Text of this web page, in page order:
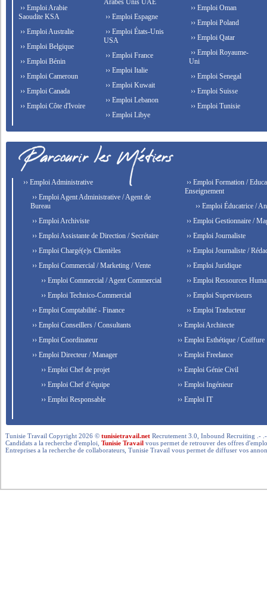
›› Emploi Arabie
Saoudite KSA
›› Emploi Australie
›› Emploi Belgique
›› Emploi Bénin
›› Emploi Cameroun
›› Emploi Canada
›› Emploi Côte d'Ivoire
Arabes Unis UAE
›› Emploi Espagne
›› Emploi États-Unis
USA
›› Emploi France
›› Emploi Italie
›› Emploi Kuwait
›› Emploi Lebanon
›› Emploi Libye
›› Emploi Oman
›› Emploi Poland
›› Emploi Qatar
›› Emploi Royaume-
Uni
›› Emploi Senegal
›› Emploi Suisse
›› Emploi Tunisie
›› Emploi Administrative
›› Emploi Agent Administrative / Agent de
Bureau
›› Emploi Archiviste
›› Emploi Assistante de Direction / Secrétaire
›› Emploi Chargé(e)s Clientèles
›› Emploi Commercial / Marketing / Vente
›› Emploi Commercial / Agent Commercial
›› Emploi Technico-Commercial
›› Emploi Comptabilité - Finance
›› Emploi Conseillers / Consultants
›› Emploi Coordinateur
›› Emploi Directeur / Manager
›› Emploi Chef de projet
›› Emploi Chef d’équipe
›› Emploi Responsable
›› Emploi Formation /
Enseignement
›› Emploi Éducatrice /
›› Emploi Gestionnaire /
›› Emploi Journaliste
›› Emploi Journaliste /
›› Emploi Juridique
›› Emploi Ressources
›› Emploi Superviseurs
›› Emploi Traducteur
›› Emploi Architecte
›› Emploi Esthétique / Coiffure
›› Emploi Freelance
›› Emploi Génie Civil
›› Emploi Ingénieur
›› Emploi IT
Tunisie Travail Copyright 2026 ©tunisietravail.net Recrutement 3.0, Inbound Recruiting .-
Candidats a la recherche d'emploi,Tunisie Travail vous permet de retrouver des offres
Entreprises a la recherche de collaborateurs, Tunisie Travail vous permet de diffuser vos